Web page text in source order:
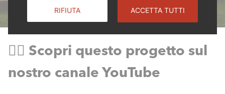
RIFIUTA ACCETTA TUTTI
👉🏻 Scopri questo progetto sul
nostro canale YouTube